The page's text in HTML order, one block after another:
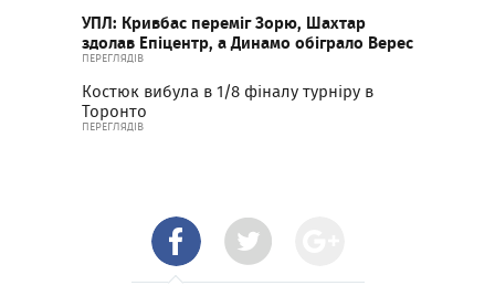
УПЛ: Кривбас переміг Зорю, Шахтар
здолав Епіцентр, а Динамо обіграло Верес
ПЕРЕГЛЯДІВ
Костюк вибула в 1/8 фіналу турніру в
Торонто
ПЕРЕГЛЯДІВ